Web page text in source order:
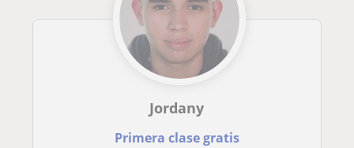
Jordany
Primera clase gratis